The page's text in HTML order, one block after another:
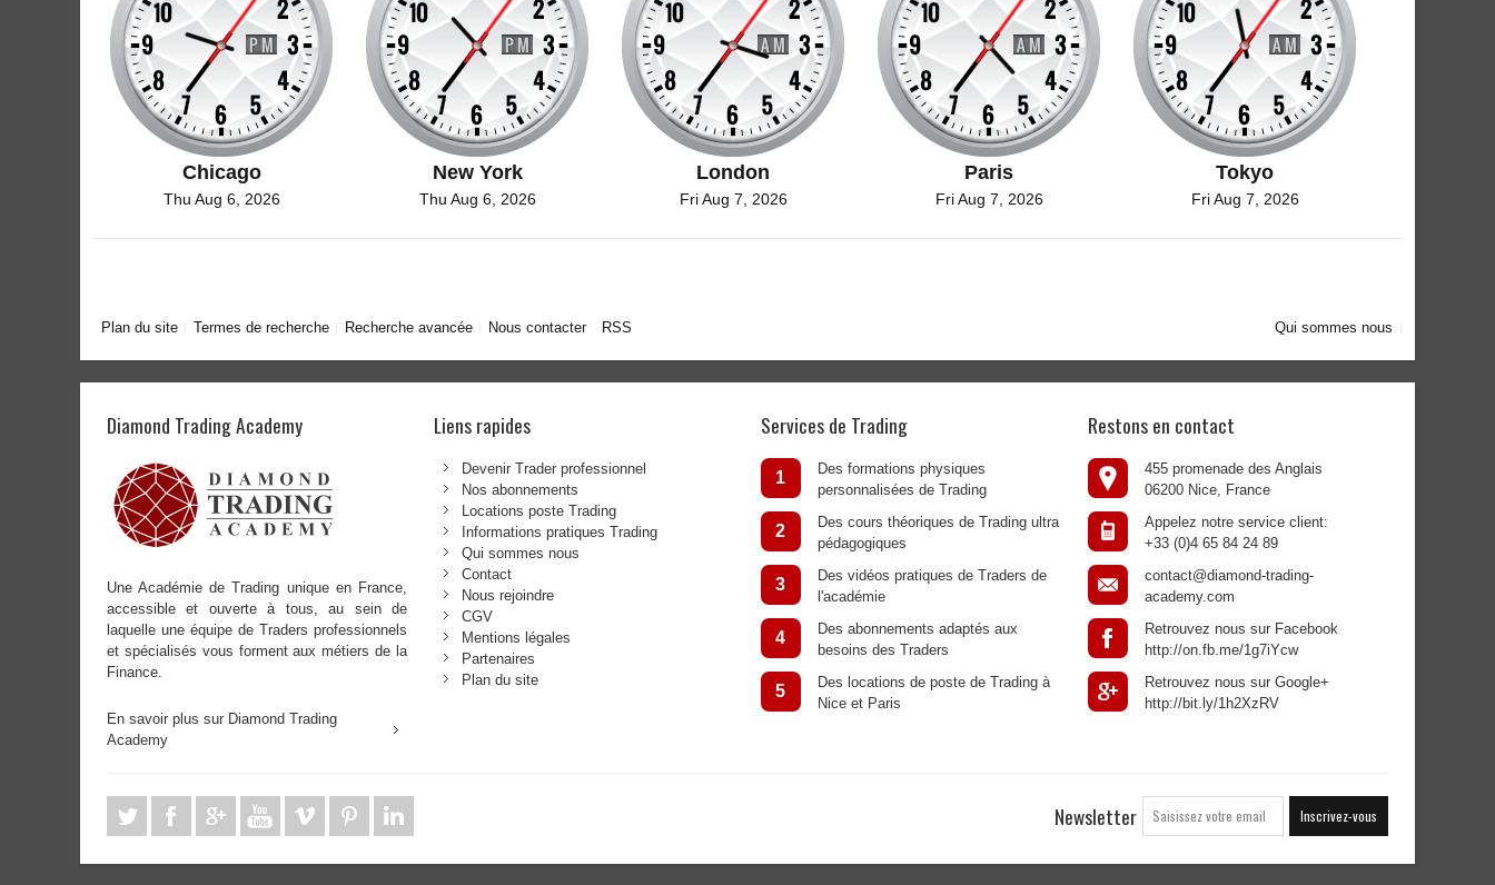
Chicago
Thu Aug 6, 2026
New York
Thu Aug 6, 2026
London
Fri Aug 7, 2026
Paris
Fri Aug 7, 2026
Tokyo
Fri Aug 7, 2026
Plan du site Termes de recherche Recherche avancée Nous contacter RSS Qui sommes nous
Diamond Trading Academy
Une Académie de Trading unique en France,
accessible et ouverte à tous, au sein de
laquelle une équipe de Traders professionnels
et spécialisés vous forment aux métiers de la
Finance.
En savoir plus sur Diamond Trading
Academy
Liens rapides
Devenir Trader professionnel
Nos abonnements
Locations poste Trading
Informations pratiques Trading
Qui sommes nous
Contact
Nous rejoindre
CGV
Mentions légales
Partenaires
Plan du site
Services de Trading
1
Des formations physiques
personnalisées de Trading
2
Des cours théoriques de Trading ultra
pédagogiques
3
Des vidéos pratiques de Traders de
l'académie
4
Des abonnements adaptés aux
besoins des Traders
5
Des locations de poste de Trading à
Nice et Paris
Restons en contact
455 promenade des Anglais
06200 Nice, France
Appelez notre service client:
+33 (0)4 65 84 24 89
contact@diamond-trading-
academy.com
Retrouvez nous sur Facebook
http://on.fb.me/1g7iYcw
Retrouvez nous sur Google+
http://bit.ly/1h2XzRV
Newsletter Inscrivez-vous